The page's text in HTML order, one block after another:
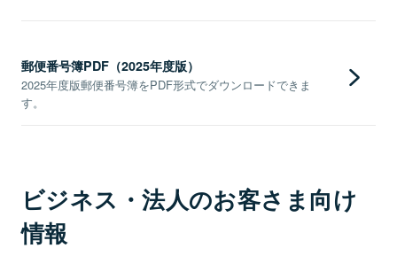
郵便番号簿PDF（2025年度版）
2025年度版郵便番号簿をPDF形式でダウンロードできま
す。
ビジネス・法人のお客さま向け
情報